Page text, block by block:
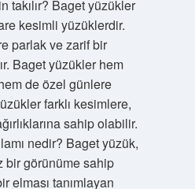
takılır? Baget yüzükler
kesimli yüzüklerdir.
parlak ve zarif bir
Baget yüzükler hem
de özel günlere
farklı kesimlere,
sahip olabilir.
nedir? Baget yüzük,
bir görünüme sahip
elması tanımlayan